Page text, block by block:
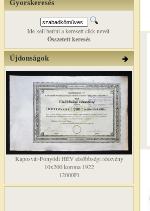
Gyorskeresés
Ide kell beírni a keresett cikk nevét.
Összetett keresés
Újdonságok
Kaposvár-Fonyódi HÉV elsőbbségi részvény
10x200 korona 1922
12000Ft